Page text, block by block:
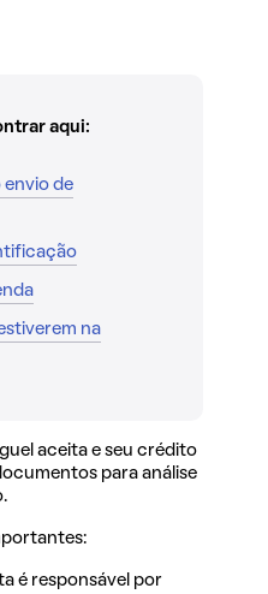
aqui:
envio de
na
aceita e seu crédito
para análise
é responsável por